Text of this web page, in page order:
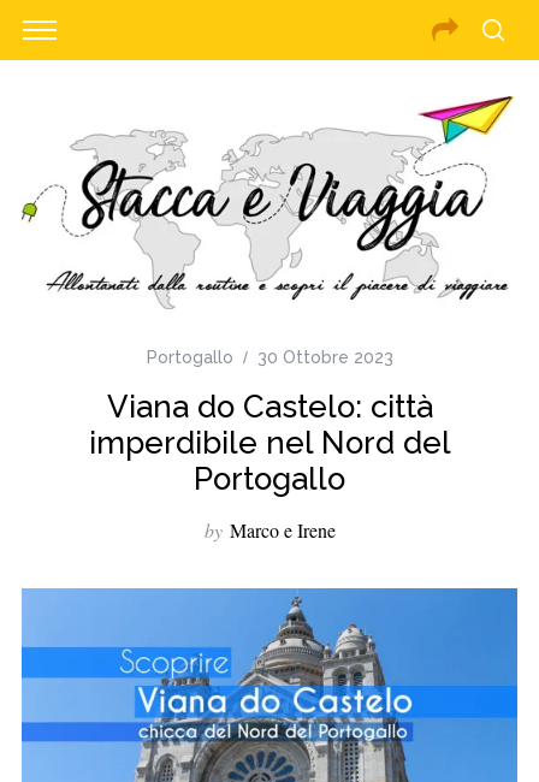
Portogallo 30 Ottobre 2023
Viana do Castelo: città
imperdibile nel Nord del
Portogallo
by Marco e Irene